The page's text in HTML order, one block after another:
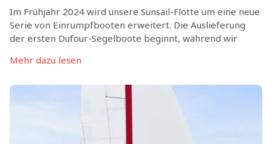
Im Frühjahr 2024 wird unsere Sunsail-Flotte um eine neue
Serie von Einrumpfbooten erweitert. Die Auslieferung
der ersten Dufour-Segelboote beginnt, während wir
abgeschlossen sein. Insgesamt werden in den nächsten
Stützpunkte im Mittelmeer ausgeliefert.
Mehr dazu lesen